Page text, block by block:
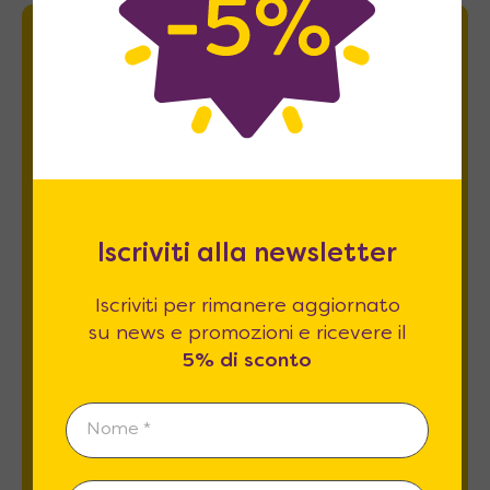
Newsletter
Iscriviti per rimanere aggiornato su news
privacy *
REGISTRATI
Iscriviti alla newsletter
Iscriviti per rimanere aggiornato
su news e promozioni e ricevere il
5% di sconto